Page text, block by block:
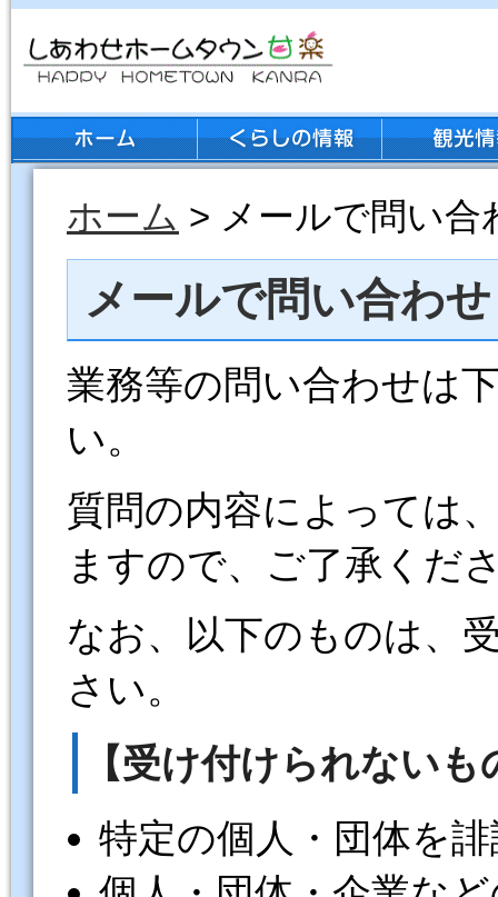
ホーム > メールで問い合
メールで問い合わせ
業務等の問い合わせは
い。
質問の内容によっては
ますので、ご了承くだ
なお、以下のものは、
さい。
【受け付けられないも
特定の個人・団体を